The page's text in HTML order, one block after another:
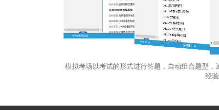
模拟考场以考试的形式进行答题，自动组合题型
经